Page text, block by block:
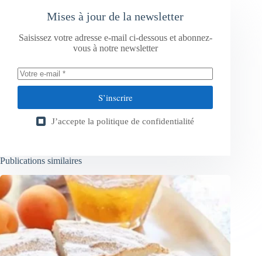
Mises à jour de la newsletter
Saisissez votre adresse e-mail ci-dessous et abonnez-
vous à notre newsletter
S’inscrire
J’accepte la politique de confidentialité
Publications similaires